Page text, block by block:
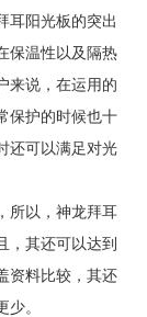
耳阳光板的突出
保温性以及隔热
来说，在运用的
保护的时候也十
还可以满足对光
所以，神龙拜耳
，其还可以达到
资料比较，其还
。